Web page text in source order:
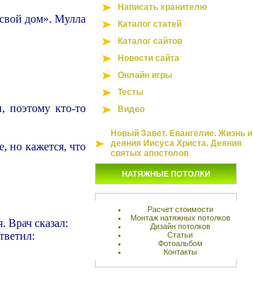
дом». Мулла
поэтому кто-то
но кажется, что
Врач сказал:
Написать хранителю
Каталог статей
Каталог сайтов
Новости сайта
Онлайн игры
Тесты
Видео
Новый Завет. Евангелие. Жизнь и
деяния Иисуса Христа. Деяния
святых апостолов
НАТЯЖНЫЕ ПОТОЛКИ
Расчет стоимости
Монтаж натяжных потолков
Дизайн потолков
Статьи
Фотоальбом
Контакты